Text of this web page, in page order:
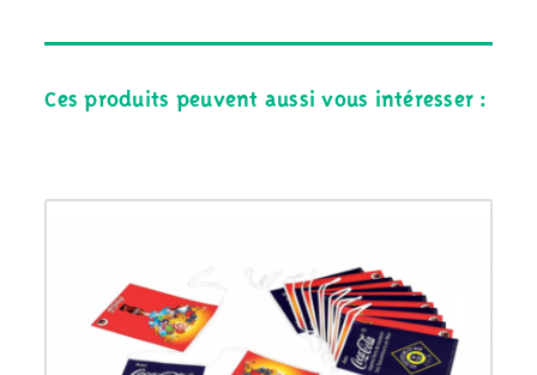
Ces produits peuvent aussi vous intéresser :